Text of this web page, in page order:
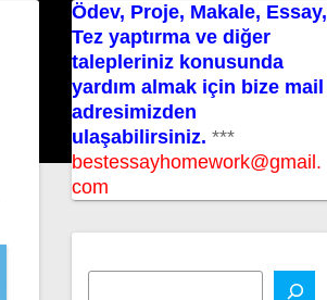
Ödev, Proje, Makale, Essay,
Tez yaptırma ve diğer
talepleriniz konusunda
yardım almak için bize mail
adresimizden
ulaşabilirsiniz. ***
bestessayhomework@gmail.
com